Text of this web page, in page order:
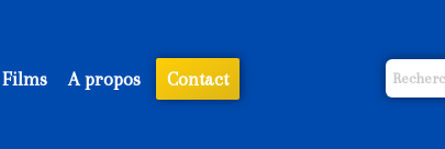
Films A propos Contact